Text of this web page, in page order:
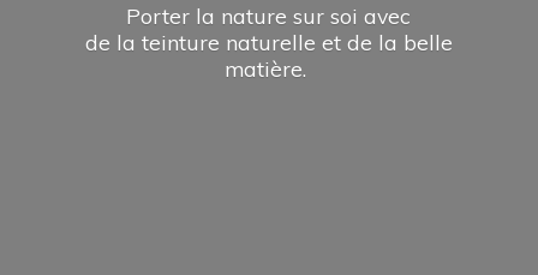
Porter la nature sur soi avec
de la teinture naturelle et de la belle
matière.